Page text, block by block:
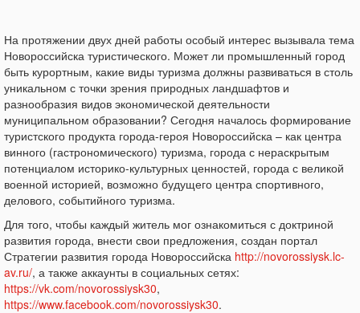
На протяжении двух дней работы особый интерес вызывала тема
Новороссийска туристического. Может ли промышленный город
быть курортным, какие виды туризма должны развиваться в столь
уникальном с точки зрения природных ландшафтов и
разнообразия видов экономической деятельности
муниципальном образовании? Сегодня началось формирование
туристского продукта города-героя Новороссийска – как центра
винного (гастрономического) туризма, города с нераскрытым
потенциалом историко-культурных ценностей, города с великой
военной историей, возможно будущего центра спортивного,
делового, событийного туризма.
Для того, чтобы каждый житель мог ознакомиться с доктриной
развития города, внести свои предложения, создан портал
Стратегии развития города Новороссийска http://novorossiysk.lc-
av.ru/, а также аккаунты в социальных сетях:
https://vk.com/novorossiysk30,
https://www.facebook.com/novorossiysk30.